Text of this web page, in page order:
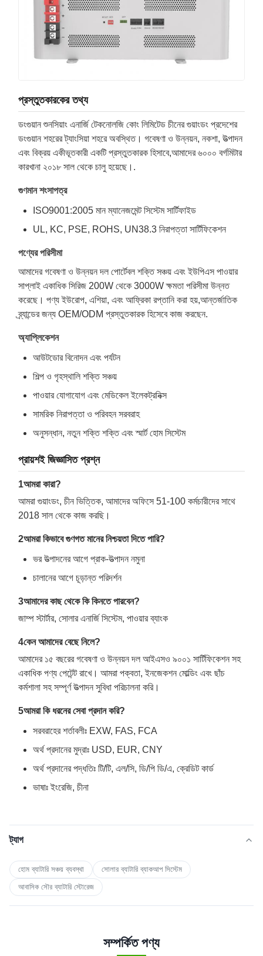
প্রস্তুতকারকের তথ্য
ডংগুয়ান শুনসিয়াং এনার্জি টেকনোলজি কোং লিমিটেড চীনের গুয়াংডং প্রদেশের
ডংগুয়ান শহরের ট্যাংসিয়া শহরে অবস্থিত। গবেষণা ও উন্নয়ন, নকশা, উত্পাদন
এবং বিক্রয় একীভূতকারী একটি প্রস্তুতকারক হিসাবে,আমাদের ৬০০০ বর্গমিটার
কারখানা ২০১৮ সাল থেকে চালু হয়েছে।.
গুণমান শংসাপত্র
ISO9001:2005 মান ম্যানেজমেন্ট সিস্টেম সার্টিফাইড
UL, KC, PSE, ROHS, UN38.3 নিরাপত্তা সার্টিফিকেশন
পণ্যের পরিসীমা
আমাদের গবেষণা ও উন্নয়ন দল পোর্টেবল শক্তি সঞ্চয় এবং ইউপিএস পাওয়ার
সাপ্লাই একাধিক সিরিজ 200W থেকে 3000W ক্ষমতা পরিসীমা উন্নত
করেছে। পণ্য ইউরোপ, এশিয়া, এবং আফ্রিকা রপ্তানি করা হয়,আন্তর্জাতিক
ব্র্যান্ডের জন্য OEM/ODM প্রস্তুতকারক হিসেবে কাজ করছেন.
অ্যাপ্লিকেশন
আউটডোর বিনোদন এবং পর্যটন
শিল্প ও গৃহস্থালি শক্তি সঞ্চয়
পাওয়ার যোগাযোগ এবং মেডিকেল ইলেকট্রনিক্স
সামরিক নিরাপত্তা ও পরিবহন সরবরাহ
অনুসন্ধান, নতুন শক্তি শক্তি এবং স্মার্ট হোম সিস্টেম
প্রায়শই জিজ্ঞাসিত প্রশ্ন
1আমরা কারা?
আমরা গুয়াংডং, চীন ভিত্তিক, আমাদের অফিসে 51-100 কর্মচারীদের সাথে
2018 সাল থেকে কাজ করছি।
2আমরা কিভাবে গুণগত মানের নিশ্চয়তা দিতে পারি?
ভর উত্পাদনের আগে প্রাক-উত্পাদন নমুনা
চালানের আগে চূড়ান্ত পরিদর্শন
3আমাদের কাছ থেকে কি কিনতে পারবেন?
জাম্প স্টার্টার, সোলার এনার্জি সিস্টেম, পাওয়ার ব্যাংক
4কেন আমাদের বেছে নিলে?
আমাদের ১৫ বছরের গবেষণা ও উন্নয়ন দল আইএসও ৯০০১ সার্টিফিকেশন সহ
একাধিক পণ্য পেটেন্ট রাখে। আমরা পক্বতা, ইনজেকশন মোল্ডিং এবং ছাঁচ
কর্মশালা সহ সম্পূর্ণ উত্পাদন সুবিধা পরিচালনা করি।
5আমরা কি ধরনের সেবা প্রদান করি?
সরবরাহের শর্তাবলীঃ EXW, FAS, FCA
অর্থ প্রদানের মুদ্রাঃ USD, EUR, CNY
অর্থ প্রদানের পদ্ধতিঃ টি/টি, এল/সি, ডি/পি ডি/এ, ক্রেডিট কার্ড
ভাষাঃ ইংরেজি, চীনা
ট্যাগ
হোম ব্যাটারি সঞ্চয় ব্যবস্থা
সোলার ব্যাটারি ব্যাকআপ সিস্টেম
আবাসিক সৌর ব্যাটারি স্টোরেজ
সম্পর্কিত পণ্য